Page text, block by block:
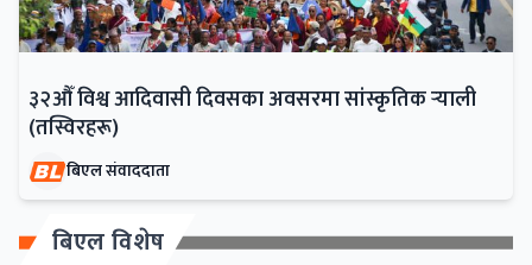
३२औँ विश्व आदिवासी दिवसका अवसरमा सांस्कृतिक र्‍याली
(तस्विरहरू)
बिएल संवाददाता
बिएल विशेष